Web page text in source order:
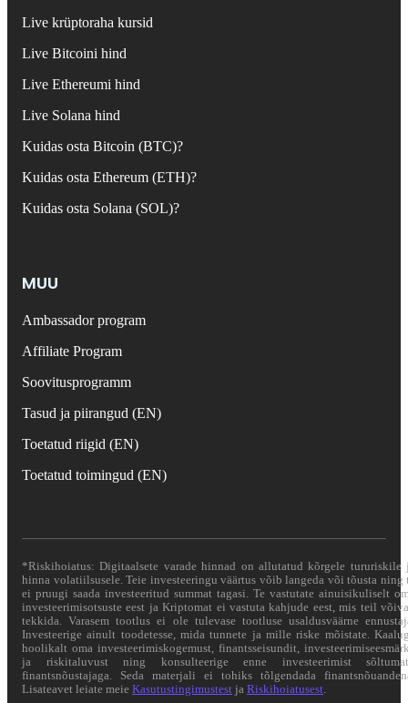
Live krüptoraha kursid
Live Bitcoini hind
Live Ethereumi hind
Live Solana hind
Kuidas osta Bitcoin (BTC)?
Kuidas osta Ethereum (ETH)?
Kuidas osta Solana (SOL)?
MUU
Ambassador program
Affiliate Program
Soovitusprogramm
Tasud ja piirangud (EN)
Toetatud riigid (EN)
Toetatud toimingud (EN)
*Riskihoiatus: Digitaalsete varade hinnad on allutatud kõrgele tururiskile
hinna volatiilsusele. Teie investeeringu väärtus võib langeda või tõusta ning
ei pruugi saada investeeritud summat tagasi. Te vastutate ainuisikuliselt
investeerimisotsuste eest ja Kriptomat ei vastuta kahjude eest, mis teil
tekkida. Varasem tootlus ei ole tulevase tootluse usaldusväärne
Investeerige ainult toodetesse, mida tunnete ja mille riske mõistate.
hoolikalt oma investeerimiskogemust, finantsseisundit,
ja riskitaluvust ning konsulteerige enne investeerimist
finantsnõustajaga. Seda materjali ei tohiks tõlgendada
Lisateavet leiate meie Kasutustingimustest ja Riskihoiatusest